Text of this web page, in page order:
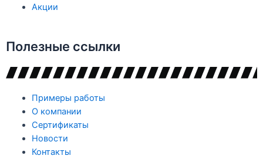
Акции
Полезные ссылки
Примеры работы
О компании
Сертификаты
Новости
Контакты